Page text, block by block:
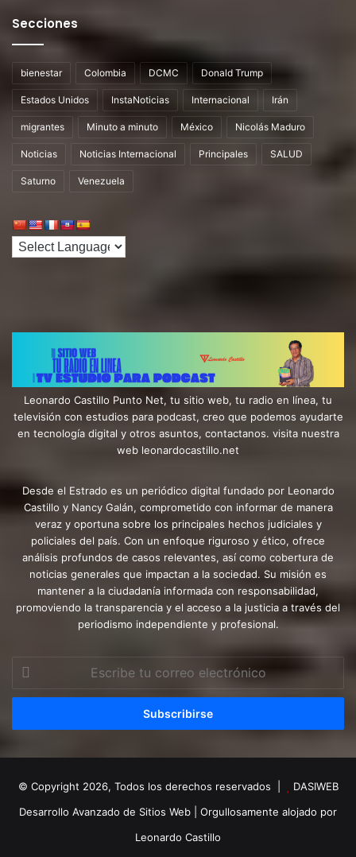
Secciones
bienestar Colombia DCMC Donald Trump
Estados Unidos InstaNoticias Internacional Irán
migrantes Minuto a minuto México Nicolás Maduro
Noticias Noticias Internacional Principales SALUD
Saturno Venezuela
Leonardo Castillo Punto Net, tu sitio web, tu radio en línea, tu
televisión con estudios para podcast, creo que podemos ayudarte
en tecnología digital y otros asuntos, contactanos. visita nuestra
web leonardocastillo.net
Desde el Estrado es un periódico digital fundado por Leonardo
Castillo y Nancy Galán, comprometido con informar de manera
veraz y oportuna sobre los principales hechos judiciales y
policiales del país. Con un enfoque riguroso y ético, ofrece
análisis profundos de casos relevantes, así como cobertura de
noticias generales que impactan a la sociedad. Su misión es
mantener a la ciudadanía informada con responsabilidad,
promoviendo la transparencia y el acceso a la justicia a través del
periodismo independiente y profesional.
correo
© Copyright 2026, Todos los derechos reservados |
DASIWEB
Desarrollo Avanzado de Sitios Web | Orgullosamente alojado por
Leonardo Castillo